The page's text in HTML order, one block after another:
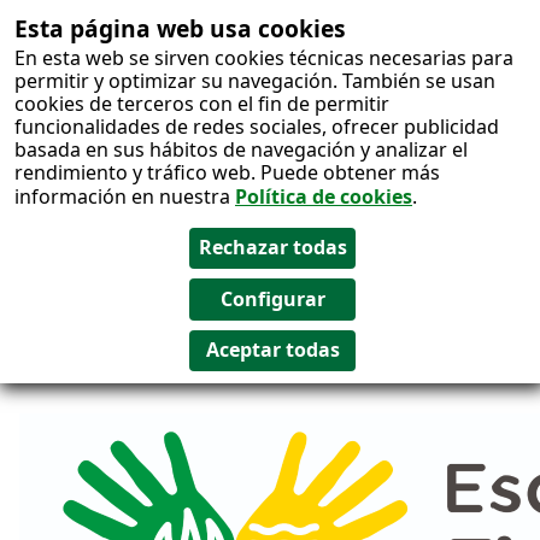
Esta página web usa cookies
En esta web se sirven cookies técnicas necesarias para
permitir y optimizar su navegación. También se usan
cookies de terceros con el fin de permitir
funcionalidades de redes sociales, ofrecer publicidad
basada en sus hábitos de navegación y analizar el
rendimiento y tráfico web. Puede obtener más
información en nuestra Política de cookies.
Salto al
contenido